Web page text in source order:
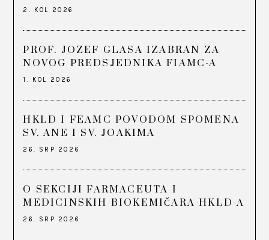
2. KOL 2026
PROF. JOZEF GLASA IZABRAN ZA
NOVOG PREDSJEDNIKA FIAMC-A
1. KOL 2026
HKLD I FEAMC POVODOM SPOMENA
SV. ANE I SV. JOAKIMA
26. SRP 2026
O SEKCIJI FARMACEUTA I
MEDICINSKIH BIOKEMIČARA HKLD-A
26. SRP 2026